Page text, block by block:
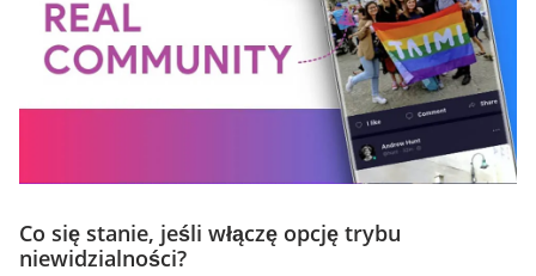
Co się stanie, jeśli włączę opcję trybu
niewidzialności?